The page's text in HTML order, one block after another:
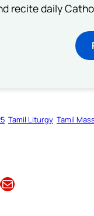
recite daily
Tamil Liturgy Tamil
Email this Article